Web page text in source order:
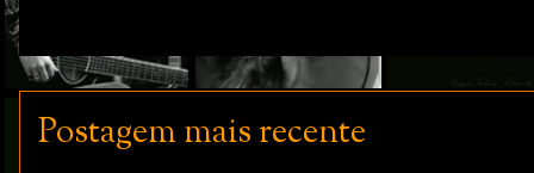
Postagem mais recente